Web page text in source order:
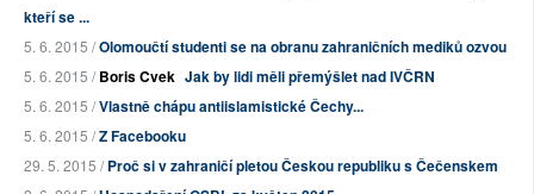
kteří se ...
5. 6. 2015 /Olomoučtí studenti se na obranu zahraničních mediků ozvou
5. 6. 2015 /Boris Cvek Jak by lidi měli přemýšlet nad IVČRN
5. 6. 2015 /Vlastně chápu antiislamistické Čechy...
5. 6. 2015 /Z Facebooku
29. 5. 2015 /Proč si v zahraničí pletou Českou republiku s Čečenskem